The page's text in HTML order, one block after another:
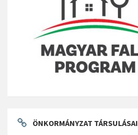
ÖNKORMÁNYZAT TÁRSULÁSAI